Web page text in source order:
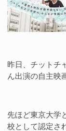
昨日、チットチ
ん出演の自主映
先ほど東京大学
校として認定さ